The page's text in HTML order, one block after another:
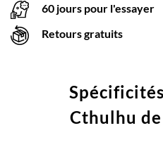
60 jours pour l'essayer
Retours gratuits
Cthulhu